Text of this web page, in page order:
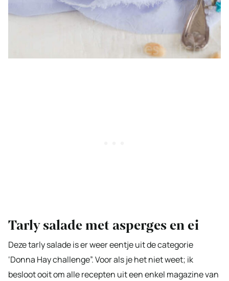
Tarly salade met asperges en ei
Deze tarly salade is er weer eentje uit de categorie
‘Donna Hay challenge”. Voor als je het niet weet; ik
besloot ooit om alle recepten uit een enkel magazine van